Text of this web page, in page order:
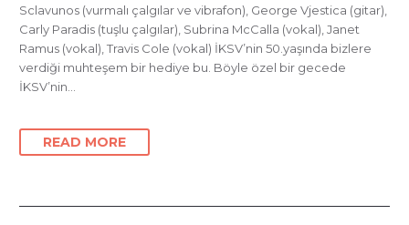
Sclavunos (vurmalı çalgılar ve vibrafon), George Vjestica (gitar),
Carly Paradis (tuşlu çalgılar), Subrina McCalla (vokal), Janet
Ramus (vokal), Travis Cole (vokal) İKSV’nin 50.yaşında bizlere
verdiği muhteşem bir hediye bu. Böyle özel bir gecede
İKSV’nin…
READ MORE